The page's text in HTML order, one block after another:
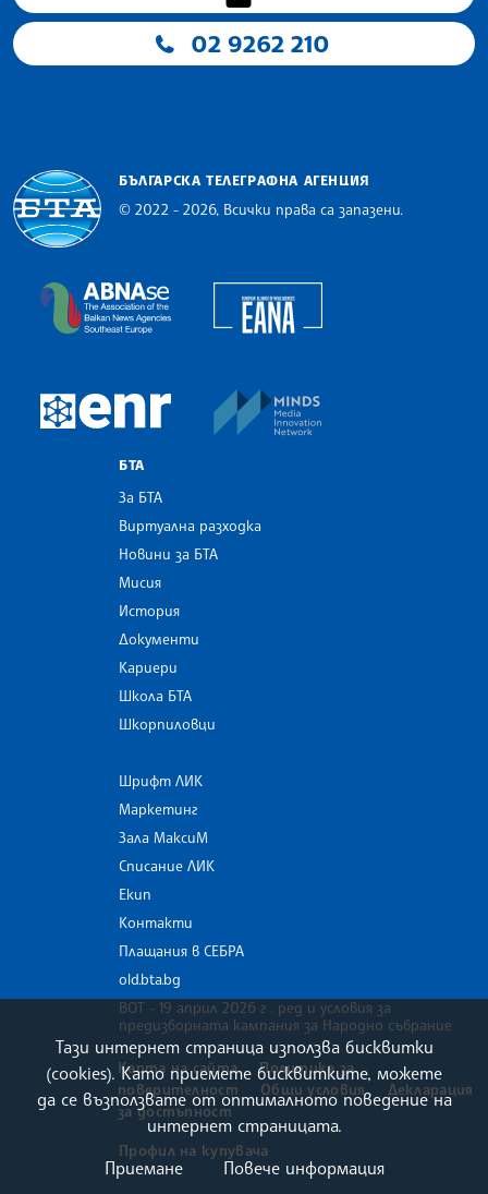
02 9262 210
БЪЛГАРСКА ТЕЛЕГРАФНА АГЕНЦИЯ
© 2022 - 2026, Всички права са запазени.
The Assocoation of the Balkan News Agencies
European Newsroom
БТА
За БТА
Виртуална разходка
Новини за БТА
Мисия
История
Документи
Кариери
Школа БТА
Шкорпиловци
Шрифт ЛИК
Маркетинг
Зала МаксиМ
Списание ЛИК
Екип
Контакти
Плащания в СЕБРА
old.bta.bg
ВОТ - 19 април 2026 г . ред и условия за
предизборната кампания за Народно събрание
Карта на сайта
Политика за
поверителност
Общи условия
Декларация
за достъпност
Профил на купувача
Тази интернет страница използва бисквитки
(cookies). Като приемете бисквитките, можете
да се възползвате от оптималното поведение на
интернет страницата.
Приемане
Повече информация